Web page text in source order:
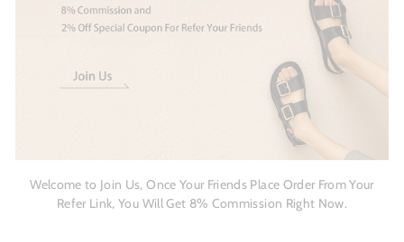
Welcome to Join Us, Once Your Friends Place Order From Your
Refer Link, You Will Get 8% Commission Right Now.